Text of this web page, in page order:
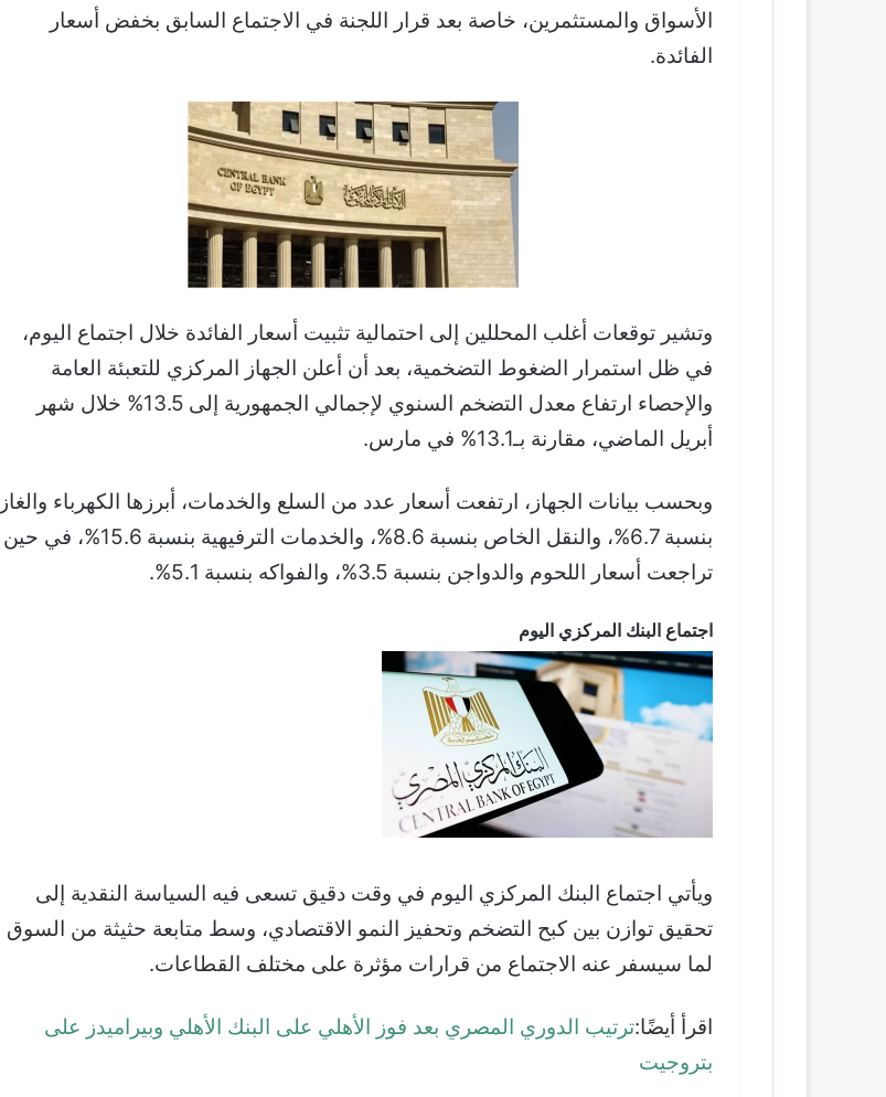
الأسواق والمستثمرين، خاصة بعد قرار اللجنة في الاجتماع السابق بخفض أسعار
الفائدة.
وتشير توقعات أغلب المحللين إلى احتمالية تثبيت أسعار الفائدة خلال اجتماع اليوم،
في ظل استمرار الضغوط التضخمية، بعد أن أعلن الجهاز المركزي للتعبئة العامة
والإحصاء ارتفاع معدل التضخم السنوي لإجمالي الجمهورية إلى 13.5% خلال شهر
أبريل الماضي، مقارنة بـ13.1% في مارس.
وبحسب بيانات الجهاز، ارتفعت أسعار عدد من السلع والخدمات، أبرزها الكهرباء والغاز
بنسبة 6.7%، والنقل الخاص بنسبة 8.6%، والخدمات الترفيهية بنسبة 15.6%، في حين
تراجعت أسعار اللحوم والدواجن بنسبة 3.5%، والفواكه بنسبة 5.1%.
اجتماع البنك المركزي اليوم
ويأتي اجتماع البنك المركزي اليوم في وقت دقيق تسعى فيه السياسة النقدية إلى
تحقيق توازن بين كبح التضخم وتحفيز النمو الاقتصادي، وسط متابعة حثيثة من السوق
لما سيسفر عنه الاجتماع من قرارات مؤثرة على مختلف القطاعات.
اقرأ أيضًا:ترتيب الدوري المصري بعد فوز الأهلي على البنك الأهلي وبيراميدز على
بتروجيت